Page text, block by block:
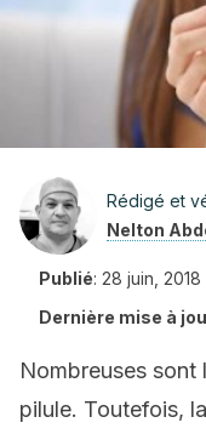
Rédigé et
Nelton
Publié: 28 juin, 2018
Dernière mise à
Nombreuses sont
pilule. Toutefois,